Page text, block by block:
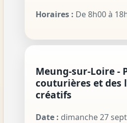
Horaires : De 8h00 à
Meung-sur-Loire -
couturières et des
créatifs
Date : dimanche 27